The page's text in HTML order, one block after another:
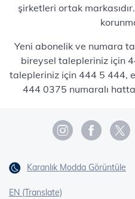
şirketleri ortak
Yeni abonelik ve numara
bireysel talepleriniz için
talepleriniz için 444 5 444,
444 0375 numaralı
Karanlık Modda Görüntüle
EN (Translate)